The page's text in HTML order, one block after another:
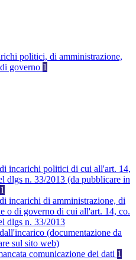
politici, di amministrazione,
governo 1
incarichi politici di cui all'art. 14,
dlgs n. 33/2013 (da pubblicare in
1
incarichi di amministrazione, di
o di governo di cui all'art. 14, co.
dlgs n. 33/2013
(documentazione da
sul sito web)
comunicazione dei dati 1